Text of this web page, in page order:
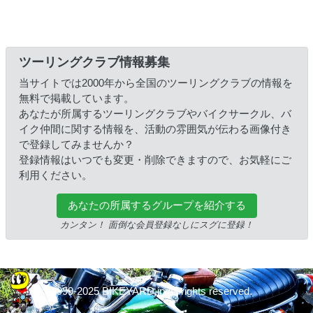
ツーリングクラブ情報募集
当サイトでは2000年から全国のツーリングクラブの情報を
無料で掲載しています。
あなたが所属するツーリングクラブやバイクサークル、バ
イク仲間に関する情報を、活動の雰囲気が伝わる画像付き
で登録してみませんか？
登録情報はいつでも変更・削除できますので、お気軽にご
利用ください。
あなたの所属するグループを紹介する
カンタン！ 面倒な会員登録なしにスグに登録！
© 1999-2025 BIKEYARD.jp All rights reserved.